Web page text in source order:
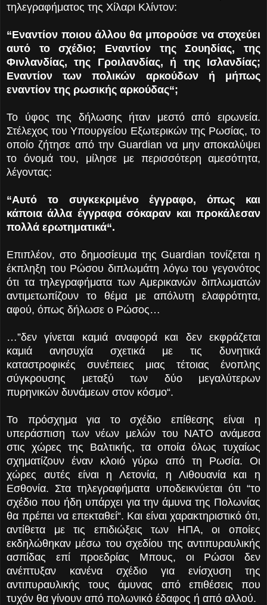
τηλεγραφήματος της Χίλαρι Κλίντον:
“Εναντίον ποιου άλλου θα μπορούσε να στοχεύει
αυτό το σχέδιο; Εναντίον της Σουηδίας, της
Φινλανδίας, της Γροιλανδίας, ή της Ισλανδίας;
Εναντίον των πολικών αρκούδων ή μήπως
εναντίον της ρωσικής αρκούδας“;
Το ύφος της δήλωσης ήταν μεστό από ειρωνεία.
Στέλεχος του Υπουργείου Εξωτερικών της Ρωσίας, το
οποίο ζήτησε από την Guardian να μην αποκαλύψει
το όνομά του, μίλησε με περισσότερη αμεσότητα,
λέγοντας:
“Αυτό το συγκεκριμένο έγγραφο, όπως και
κάποια άλλα έγγραφα σόκαραν και προκάλεσαν
πολλά ερωτηματικά“.
Επιπλέον, στο δημοσίευμα της Guardian τονίζεται η
έκπληξη του Ρώσου διπλωμάτη λόγω του γεγονότος
ότι τα τηλεγραφήματα των Αμερικανών διπλωματών
αντιμετωπίζουν το θέμα με απόλυτη ελαφρότητα,
αφού, όπως δήλωσε ο Ρώσος…
…”δεν γίνεται καμιά αναφορά και δεν εκφράζεται
καμιά ανησυχία σχετικά με τις δυνητικά
καταστροφικές συνέπειες μιας τέτοιας ένοπλης
σύγκρουσης μεταξύ των δύο μεγαλύτερων
πυρηνικών δυνάμεων στον κόσμο“.
Το πρόσχημα για το σχέδιο επίθεσης είναι η
υπεράσπιση των νέων μελών του ΝΑΤΟ ανάμεσα
στις χώρες της Βαλτικής, τα οποία όλως τυχαίως
σχηματίζουν έναν κλοιό γύρω από τη Ρωσία. Οι
χώρες αυτές είναι η Λετονία, η Λιθουανία και η
Εσθονία. Στα τηλεγραφήματα υποδεικνύεται ότι “το
σχέδιο που ήδη υπάρχει για την άμυνα της Πολωνίας
θα πρέπει να επεκταθεί“. Και είναι χαρακτηριστικό ότι,
αντίθετα με τις επιδιώξεις των ΗΠΑ, οι οποίες
εκδηλώθηκαν μέσω του σχεδίου της αντιπυραυλικής
ασπίδας επί προεδρίας Μπους, οι Ρώσοι δεν
ανέπτυξαν κανένα σχέδιο για ενίσχυση της
αντιπυραυλικής τους άμυνας από επιθέσεις που
τυχόν θα γίνουν από πολωνικό έδαφος ή από αλλού.